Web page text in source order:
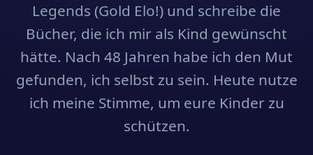
Legends (Gold Elo!) und schreibe die
Bücher, die ich mir als Kind gewünscht
hätte. Nach 48 Jahren habe ich den Mut
gefunden, ich selbst zu sein. Heute nutze
ich meine Stimme, um eure Kinder zu
schützen.